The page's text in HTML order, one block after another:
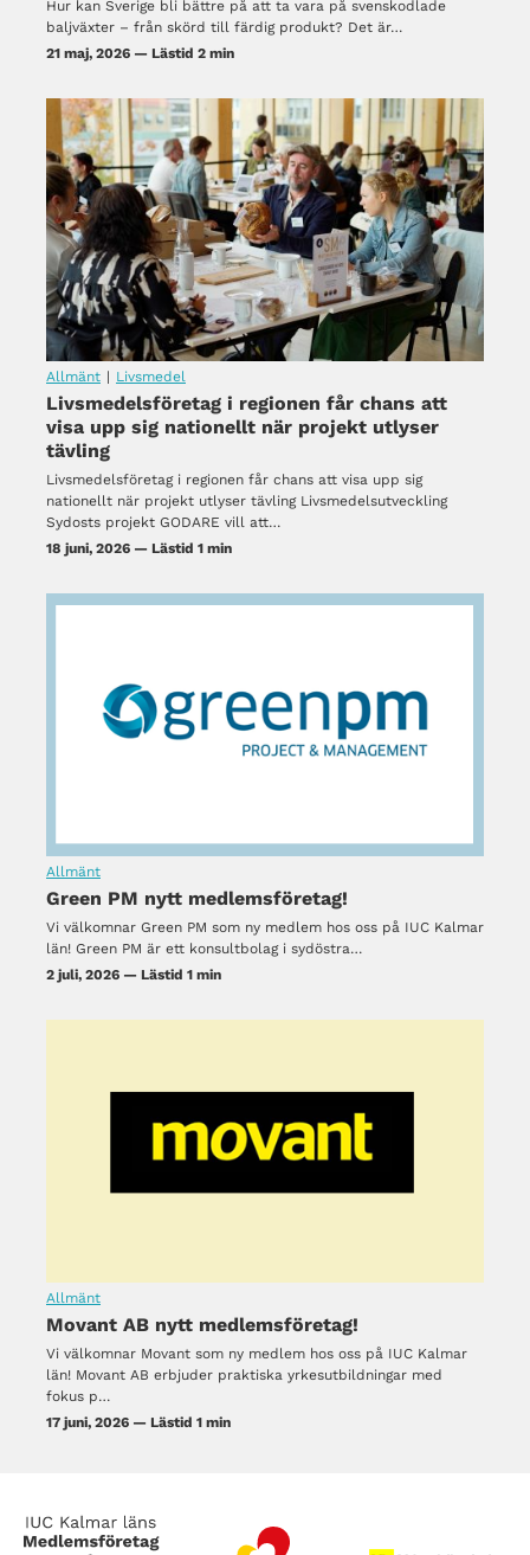
Hur kan Sverige bli bättre på att ta vara på svenskodlade
baljväxter – från skörd till färdig produkt? Det är…
21 maj, 2026 — Lästid 2 min
Allmänt | Livsmedel
Livsmedelsföretag i regionen får chans att
visa upp sig nationellt när projekt utlyser
tävling
Livsmedelsföretag i regionen får chans att visa upp sig
nationellt när projekt utlyser tävling Livsmedelsutveckling
Sydosts projekt GODARE vill att…
18 juni, 2026 — Lästid 1 min
Allmänt
Green PM nytt medlemsföretag!
Vi välkomnar Green PM som ny medlem hos oss på IUC Kalmar
län! Green PM är ett konsultbolag i sydöstra…
2 juli, 2026 — Lästid 1 min
Allmänt
Movant AB nytt medlemsföretag!
Vi välkomnar Movant som ny medlem hos oss på IUC Kalmar
län! Movant AB erbjuder praktiska yrkesutbildningar med
fokus p…
17 juni, 2026 — Lästid 1 min